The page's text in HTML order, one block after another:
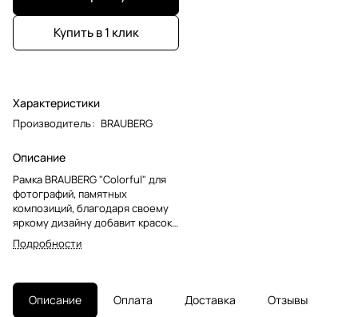
Купить в 1 клик
Характеристики
Производитель: BRAUBERG
Описание
Рамка BRAUBERG "Colorful" для
фотографий, памятных
композиций, благодаря своему
яркому дизайну добавит красок
как в домашний, так и в офисный
интерьер.Рамка компактного
в оригинальном желтом цвете,
за счет чего отлично впишется в
домашний интерьер, например,
Подробности
Описание Оплата Доставка Отзывы